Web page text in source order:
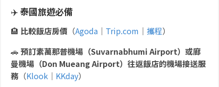
✈️泰國旅遊必備
🏨 比較飯店房價 （Agoda ｜ Trip.com ｜ 攜程）
🚗 預訂素萬那普機場（Suvarnabhumi Airport）或廊
曼機場（Don Mueang Airport）往返飯店的機場接送服
務 （Klook ｜ KKday）